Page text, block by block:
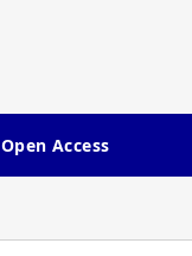
Open Access